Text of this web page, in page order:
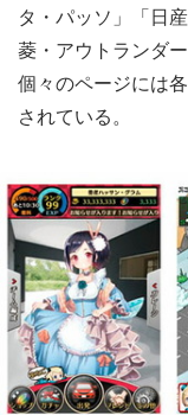
タ・パッソ」「日
菱・アウトランダ
個々のページには
されている。